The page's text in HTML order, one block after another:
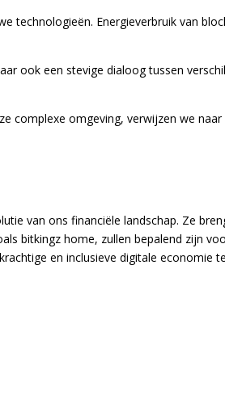
technologieën. Energieverbruik van
ook een stevige dialoog tussen
complexe omgeving, verwijzen we
van ons financiële landschap. Ze
bitkingz home, zullen bepalend zijn
en inclusieve digitale economie